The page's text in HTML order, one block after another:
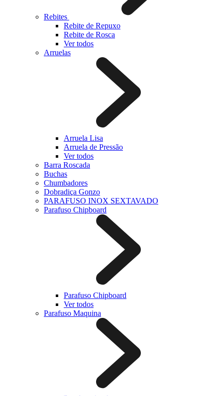
Rebites
Rebite de Repuxo
Rebite de Rosca
Ver todos
Arruelas
Arruela Lisa
Arruela de Pressão
Ver todos
Barra Roscada
Buchas
Chumbadores
Dobradiça Gonzo
PARAFUSO INOX SEXTAVADO
Parafuso Chipboard
Parafuso Chipboard
Ver todos
Parafuso Maquina